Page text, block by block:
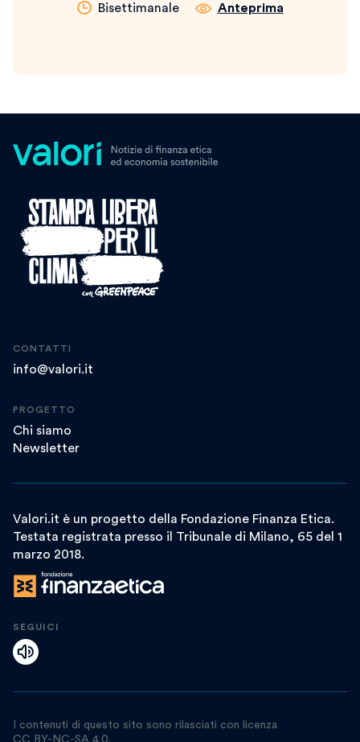
Bisettimanale Anteprima
CONTATTI
info@valori.it
PROGETTO
Chi siamo
Newsletter
Valori.it è un progetto della Fondazione Finanza Etica.
Testata registrata presso il Tribunale di Milano, 65 del 1
marzo 2018.
SEGUICI
I contenuti di questo sito sono rilasciati con licenza
CC BY-NC-SA 4.0.